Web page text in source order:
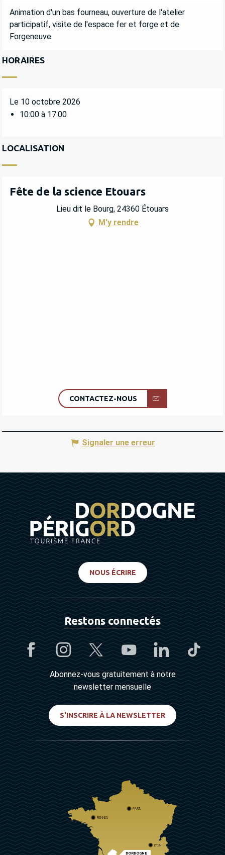
DESCRIPTION
Animation d'un bas fourneau, ouverture de l'atelier
participatif, visite de l'espace fer et forge et de
Forgeneuve.
HORAIRES
Le 10 octobre 2026
10:00 à 17:00
LOCALISATION
Fête de la science Etouars
Lieu dit le Bourg, 24360 Étouars
M'y rendre
CONTACTEZ-NOUS
Signaler une erreur
NOUS ÉCRIRE
Restons connectés
Abonnez-vous gratuitement à notre
newsletter mensuelle
S'INSCRIRE À LA NEWSLETTER
DORDOGNE
PARIS
RENNES
LYON